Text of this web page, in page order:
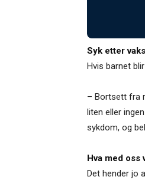
Syk etter
Hvis barnet
– Bortsett fra
liten eller
sykdom, og
Hva med oss
Det hender jo